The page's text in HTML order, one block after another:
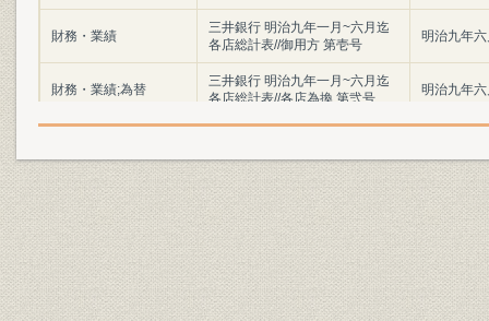
財務・業績
三井銀行 明治九年一月~六月迄
各店総計表//御用方 第壱号
明治九年
財務・業績;為替
三井銀行 明治九年一月~六月迄
各店総計表//各店為換 第弐号
明治九年
財務・業績
三井銀行 明治九年一月~六月迄
各店総計表//一時貸 第四号
明治九年
財務・業績
三井銀行 明治九年一月~六月迄
各店総計表//利附預 第五号
明治九年
財務・業績
三井銀行 明治九年一月~六月迄
各店総計表//利附貸 第六号
明治九年